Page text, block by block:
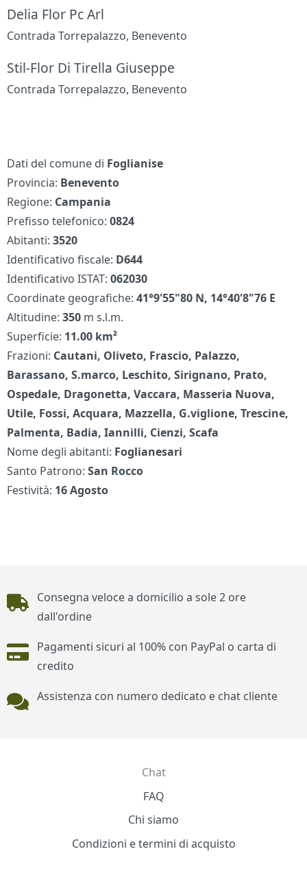
Delia Flor Pc Arl
Contrada Torrepalazzo, Benevento
Stil-Flor Di Tirella Giuseppe
Contrada Torrepalazzo, Benevento
Dati del comune di Foglianise
Provincia: Benevento
Regione: Campania
Prefisso telefonico:0824
Abitanti:3520
Identificativo fiscale: D644
Identificativo ISTAT:062030
Coordinate geografiche:41°9'55"80 N, 14°40'8"76 E
Altitudine:350 m s.l.m.
Superficie: 11.00 km²
Frazioni: Cautani, Oliveto, Frascio, Palazzo,
Barassano, S.marco, Leschito, Sirignano, Prato,
Ospedale, Dragonetta, Vaccara, Masseria Nuova,
Utile, Fossi, Acquara, Mazzella, G.viglione, Trescine,
Palmenta, Badia, Iannilli, Cienzi, Scafa
Nome degli abitanti: Foglianesari
Santo Patrono:San Rocco
Festività: 16 Agosto
Piè di pagina
Consegna veloce a domicilio a sole 2 ore
dall'ordine
Pagamenti sicuri al 100% con PayPal o carta di
credito
Assistenza con numero dedicato e chat cliente
Chat
FAQ
Chi siamo
Condizioni e termini di acquisto